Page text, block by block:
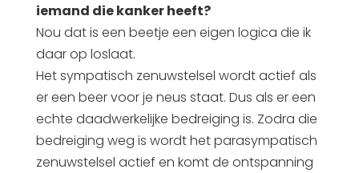
iemand die kanker heeft?
Nou dat is een beetje een eigen logica die ik
daar op loslaat.
Het sympatisch zenuwstelsel wordt actief als
er een beer voor je neus staat. Dus als er een
echte daadwerkelijke bedreiging is. Zodra die
bedreiging weg is wordt het parasympatisch
zenuwstelsel actief en komt de ontspanning